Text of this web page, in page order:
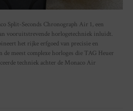
Split-Seconds Chronograph Air 1, een
vooruitstrevende horlogetechniek inluidt.
het rijke erfgoed van precisie en
meest complexe horloges die TAG Heuer
techniek achter de Monaco Air